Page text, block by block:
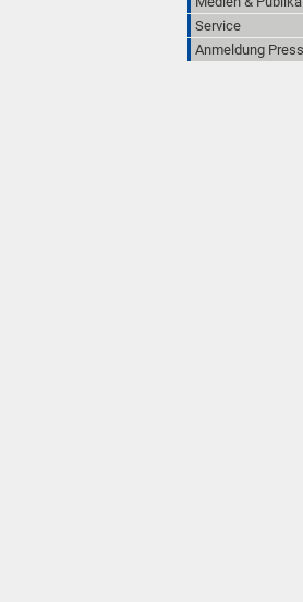
Service
Anmeldung